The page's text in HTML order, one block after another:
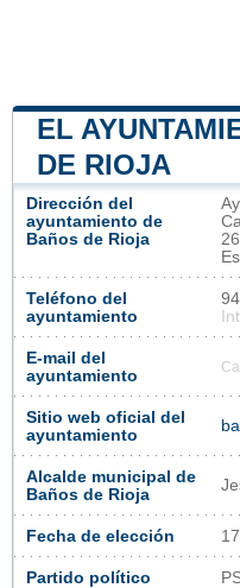
EL
DE RIOJA
Dirección del
ayuntamiento de
Baños de Rioja
Teléfono del
ayuntamiento
E-mail del
ayuntamiento
Sitio web oficial del
ayuntamiento
Alcalde municipal de
Baños de Rioja
Fecha de elección
Partido político